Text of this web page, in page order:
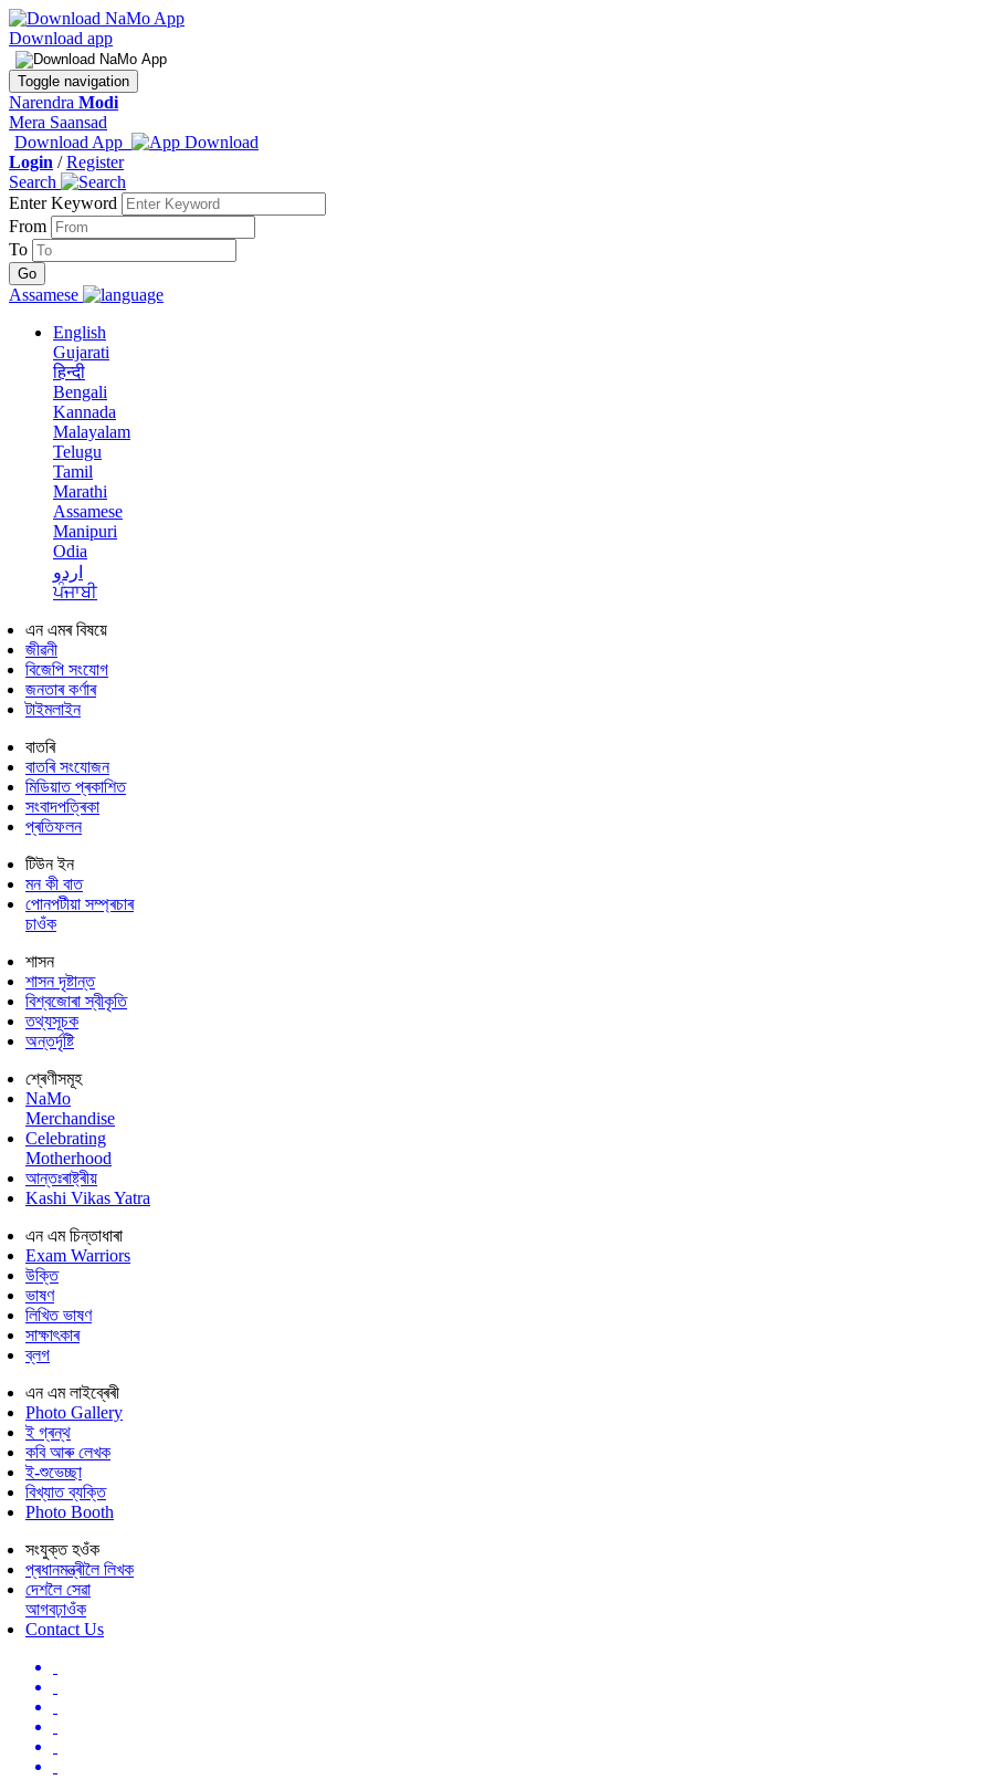
Download app
Toggle navigation
Narendra Modi
Mera Saansad
Download App
Login /Register
Search
Enter Keyword
From
To
Assamese
English
Gujarati
हिन्दी
Bengali
Kannada
Malayalam
Telugu
Tamil
Marathi
Assamese
Manipuri
Odia
اردو
ਪੰਜਾਬੀ
এন এমৰ বিষয়ে
জীৱনী
বিজেপি সংযোগ
জনতাৰ কৰ্ণাৰ
টাইমলাইন
বাতৰি
বাতৰি সংযোজন
মিডিয়াত প্ৰকাশিত
সংবাদপত্ৰিকা
প্ৰতিফলন
টিউন ইন
মন কী বাত
পোনপটীয়া সম্প্ৰচাৰ
চাওঁক
শাসন
শাসন দৃষ্টান্ত
বিশ্বজোৰা স্বীকৃতি
তথ্যসূচক
অন্তৰ্দৃষ্টি
শ্ৰেণীসমূহ
NaMo
Merchandise
Celebrating
Motherhood
আন্তঃৰাষ্ট্ৰীয়
Kashi Vikas Yatra
এন এম চিন্তাধাৰা
Exam Warriors
উক্তি
ভাষণ
লিখিত ভাষণ
সাক্ষাৎকাৰ
ব্লগ
এন এম লাইব্ৰেৰী
Photo Gallery
ই গ্ৰন্থ
কবি আৰু লেখক
ই-শুভেচ্ছা
বিখ্যাত ব্যক্তি
Photo Booth
সংযুক্ত হওঁক
প্ৰধানমন্ত্ৰীলৈ লিখক
দেশলৈ সেৱা
আগবঢ়াওঁক
Contact Us